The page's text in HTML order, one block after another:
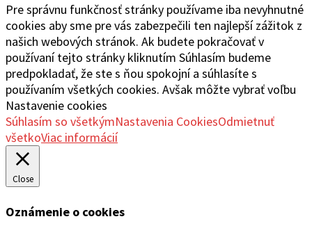
Pre správnu funkčnosť stránky používame iba nevyhnutné
cookies aby sme pre vás zabezpečili ten najlepší zážitok z
našich webových stránok. Ak budete pokračovať v
používaní tejto stránky kliknutím Súhlasím budeme
predpokladať, že ste s ňou spokojní a súhlasíte s
používaním všetkých cookies. Avšak môžte vybrať voľbu
Nastavenie cookies
Súhlasím so všetkýmNastavenia CookiesOdmietnuť
všetkoViac informácií
Close
Oznámenie o cookies